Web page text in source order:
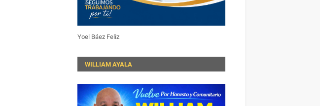
Yoel Báez Feliz
WILLIAM AYALA